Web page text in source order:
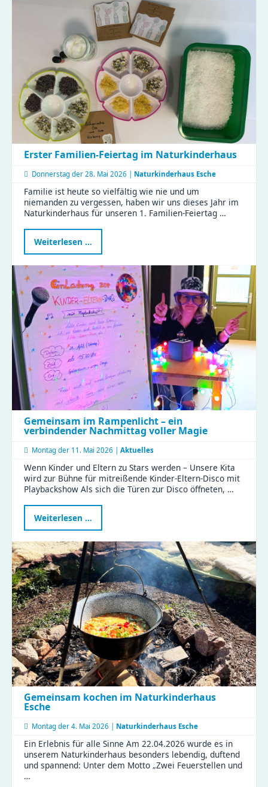
Familienrat
in
Chemnitz
–
KJF-
Fachkräfte
starten
weiter
durch
Erster Familien-Feiertag im Naturkinderhaus
Donnerstag der 28. Mai 2026 | Naturkinderhaus Esche
Familie ist heute so vielfältig wie nie und um
niemanden zu vergessen, haben wir uns dieses Jahr im
Naturkinderhaus für unseren 1. Familien-Feiertag …
Weiterlesen …
Familien-
Feiertag
im
Naturkinderhaus
Gemeinsam im Rampenlicht – ein
verbindender Nachmittag voller Magie
Montag der 11. Mai 2026 | Aktuelles
Wenn Kinder und Eltern zu Stars werden – Unsere Kita
wird zur Bühne für mitreißende Kinder-Eltern-Disco mit
Playbackshow Als sich die Türen zur Disco öffneten, …
Weiterlesen …
im
Rampenlicht
–
ein
verbindender
Nachmittag
voller
Magie
Gemeinsam kochen im Naturkinderhaus
Esche
Montag der 4. Mai 2026 | Naturkinderhaus Esche
Ein Erlebnis für alle Sinne Am 22.04.2026 wurde es in
unserem Naturkinderhaus besonders lebendig, duftend
und spannend: Unter dem Motto „Zwei Feuerstellen und
…